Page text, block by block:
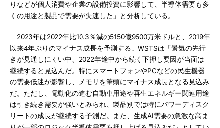
りなどが個人消費や企業の設備投資に影響して、半導体需要も多
くの用途と製品で需要が失速した」と分析している。
2023年は2022年比10.3％減の5150億9500万米ドルと、2019年
以来4年ぶりのマイナス成長を予測する。WSTSは「景気の先行
きが見通しにくい中、2022年途中から続く下押し要因が当面は
継続すると見込んだ。特にスマートフォンやPCなどの民生機器
の需要低迷が影響し、メモリを筆頭にマイナス成長となる見込み
だ。ただし、電動化の進む自動車用途や再生エネルギー関連用途
は引き続き需要が強いとみられ、製品別では特にパワーディスク
リートの成長が継続する予測だ。また、生成AI需要の急激な高ま